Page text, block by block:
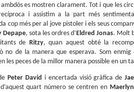
es mostren clarament. Tot i que les
i assistim a la part més
cop més per al jove pistoler i els seus
Depape, sota les ordres d’Eldred Jonas. Molt
de Ritzy, quan aquest obté la
no de la manera que esperava. Som
les peces de la millor manera possible en un
Peter David i encertada visió gràfica deJae
quart número se centren en Maerlyn
Graphic, 2025
de l’èxit d’Estamos todas bien (Premi Nacional
bajo el sol (llegit el 2023 al club de lectura), Ana
gràfic tan necessari com inquietant: En vela /
un relat íntim sobre l’insomni, sinó una
com la societat contemporània ha transformat
en un bé de consum o, pitjor encara, en un